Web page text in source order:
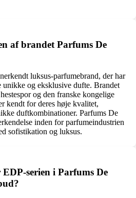
af ​​brandet Parfums De
luksus-parfumebrand, der har
unikke og eksklusive dufte. Brandet
og den franske kongelige
kendt for deres høje kvalitet,
duftkombinationer. Parfums De
inden for parfumeindustrien
sofistikation og luksus.
serien i Parfums De